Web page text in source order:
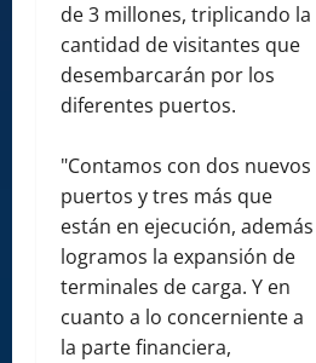
de 3 millones, triplicando la
cantidad de visitantes que
desembarcarán por los
diferentes puertos.
"Contamos con dos nuevos
puertos y tres más que
están en ejecución, además
logramos la expansión de
terminales de carga. Y en
cuanto a lo concerniente a
la parte financiera,